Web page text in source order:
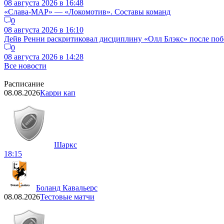
08 августа 2026 в 16:48
«Слава-МАР» — «Локомотив». Составы команд
0
08 августа 2026 в 16:10
Дейв Ренни раскритиковал дисциплину «Олл Блэкс» после
0
08 августа 2026 в 14:28
Все новости
Расписание
08.08.2026Карри кап
Шаркс
18:15
Боланд Кавальерс
08.08.2026Тестовые матчи